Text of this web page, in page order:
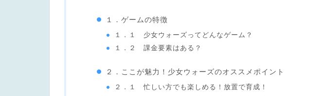
１．ゲームの特徴
１．１ 少女ウォーズってどんなゲーム？
１．２ 課金要素はある？
２．ここが魅力！少女ウォーズのオススメポイント
２．１ 忙しい方でも楽しめる！放置で育成！